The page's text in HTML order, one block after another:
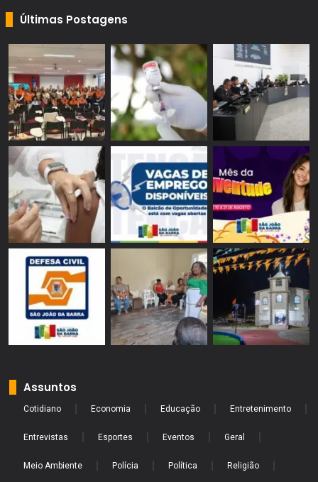
Últimas Postagens
Assuntos
Cotidiano Economia Educação Entretenimento
Entrevistas Esportes Eventos Geral
Meio Ambiente Polícia Política Religião